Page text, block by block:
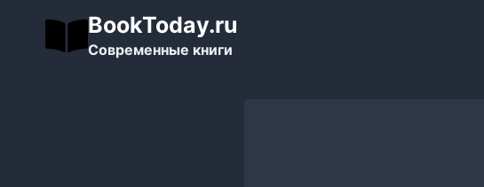
содержимому
BookToday.ru
Современные книги